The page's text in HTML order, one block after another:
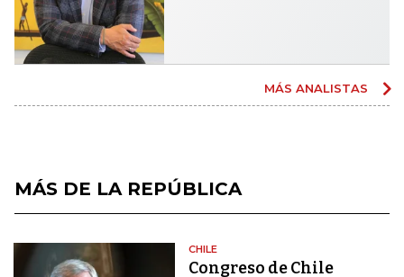
MÁS ANALISTAS
MÁS DE LA REPÚBLICA
CHILE
Congreso de Chile